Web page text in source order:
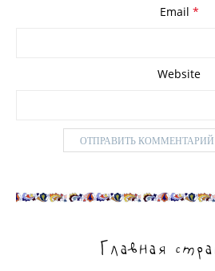
Email *
Website
Главная